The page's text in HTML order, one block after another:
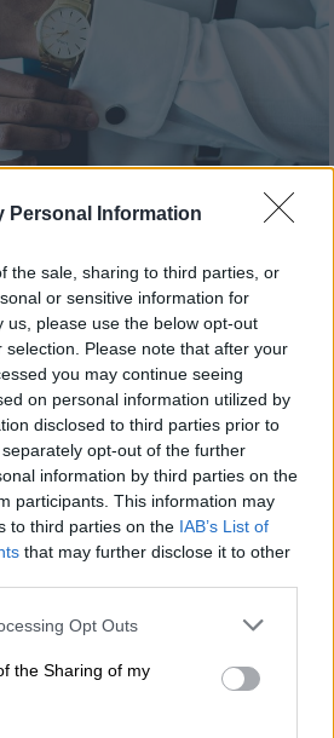
Personal Information
the sale, sharing to third parties, or
or sensitive information for
us, please use the below opt-out
Please note that after your
you may continue seeing
on personal information utilized by
disclosed to third parties prior to
opt-out of the further
information by third parties on the
participants. This information may
to third parties on the IAB’s List of
that may further disclose it to other
app uses one or more Google
usage behaviour. You may click to
Google and its third-party tags to
specified purposes in below Google
Opt Outs
the Sharing of my
το ΕΘΝΟΣ στη Google
ότι δεν
ποσάαγοράζοντας
χειρός.
Οικονομικής
Ελλάδος διερευνήθηκε
αποδείξεων και
ύληςμέσω
χειρός από
23 ρολόγια